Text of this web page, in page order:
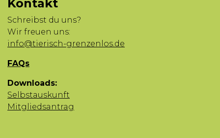
Kontakt
Schreibst du uns?
Wir freuen uns:
info@tierisch-grenzenlos.de
FAQs
Downloads:
Selbstauskunft
Mitgliedsantrag